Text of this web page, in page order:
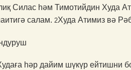
Силас һәм Тимотийдин Худа
салам. 2Худа Атимиз вә
һәр дайим шүкүр ейтишни